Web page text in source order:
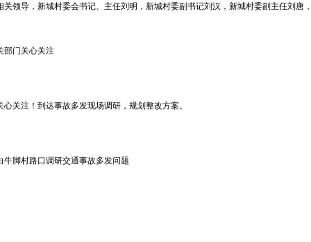
领导，新城村委会书记、主任刘明，新城村委副书记刘汉，新城村委副主任刘
部门关心关注
关注！到达事故多发现场调研，规划整改方案。
脚村路口调研交通事故多发问题